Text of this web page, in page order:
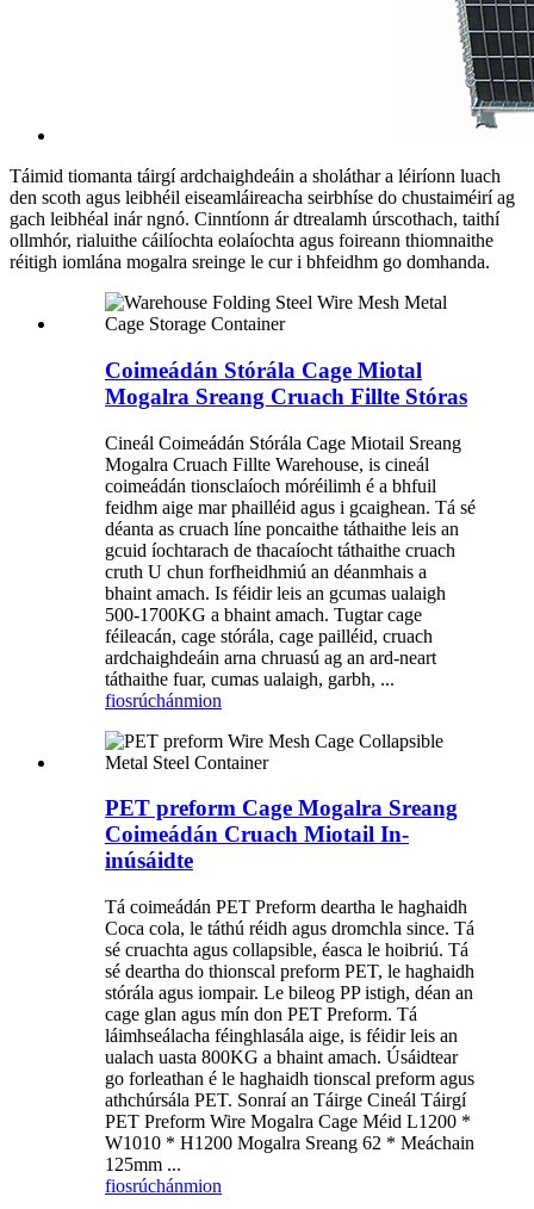
Táimid tiomanta táirgí ardchaighdeáin a sholáthar a léiríonn luach
den scoth agus leibhéil eiseamláireacha seirbhíse do chustaiméirí ag
gach leibhéal inár ngnó. Cinntíonn ár dtrealamh úrscothach, taithí
ollmhór, rialuithe cáilíochta eolaíochta agus foireann thiomnaithe
réitigh iomlána mogalra sreinge le cur i bhfeidhm go domhanda.
Coimeádán Stórála Cage Miotal
Mogalra Sreang Cruach Fillte Stóras
Cineál Coimeádán Stórála Cage Miotail Sreang
Mogalra Cruach Fillte Warehouse, is cineál
coimeádán tionsclaíoch móréilimh é a bhfuil
feidhm aige mar phailléid agus i gcaighean. Tá sé
déanta as cruach líne poncaithe táthaithe leis an
gcuid íochtarach de thacaíocht táthaithe cruach
cruth U chun forfheidhmiú an déanmhais a
bhaint amach. Is féidir leis an gcumas ualaigh
500-1700KG a bhaint amach. Tugtar cage
féileacán, cage stórála, cage pailléid, cruach
ardchaighdeáin arna chruasú ag an ard-neart
táthaithe fuar, cumas ualaigh, garbh, ...
fiosrúchánmion
PET preform Cage Mogalra Sreang
Coimeádán Cruach Miotail In-
inúsáidte
Tá coimeádán PET Preform deartha le haghaidh
Coca cola, le táthú réidh agus dromchla since. Tá
sé cruachta agus collapsible, éasca le hoibriú. Tá
sé deartha do thionscal preform PET, le haghaidh
stórála agus iompair. Le bileog PP istigh, déan an
cage glan agus mín don PET Preform. Tá
láimhseálacha féinghlasála aige, is féidir leis an
ualach uasta 800KG a bhaint amach. Úsáidtear
go forleathan é le haghaidh tionscal preform agus
athchúrsála PET. Sonraí an Táirge Cineál Táirgí
PET Preform Wire Mogalra Cage Méid L1200 *
W1010 * H1200 Mogalra Sreang 62 * Meáchain
125mm ...
fiosrúchánmion